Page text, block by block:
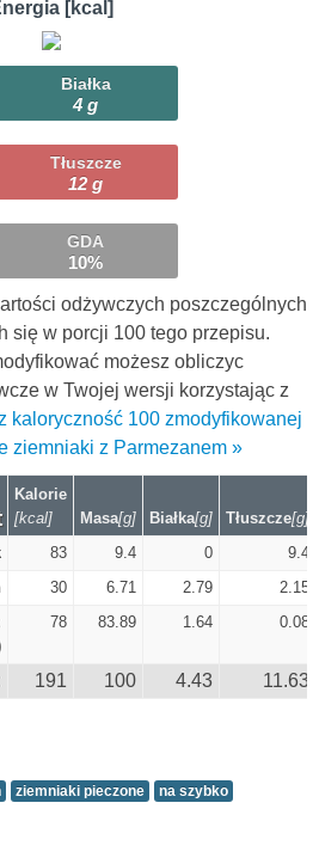
[kcal]
Białka
4 g
Tłuszcze
12 g
GDA
10%
odżywczych poszczególnych
się w porcji 100 tego przepisu.
możesz obliczyc
w Twojej wersji korzystając z
kaloryczność 100 zmodyfikowanej
ziemniaki z Parmezanem »
Kalorie
[kcal]
Masa[g] Białka[g] Tłuszcze[g]
83 9.4 0
9.4
30 6.71 2.79
2.15
78 83.89 1.64 0.08
191 100 4.43 11.63
ziemniaki pieczone na szybko